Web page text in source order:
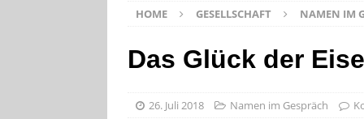
[ 4. August
ankommen
HOME GESELLSCHAFT NAMEN IM
Das Glück der
26. Juli 2018 Namen im Gespräch